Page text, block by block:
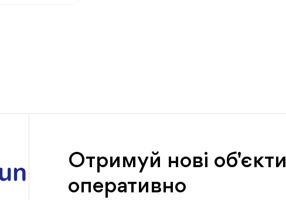
Отримуй нові об'єкти
оперативно